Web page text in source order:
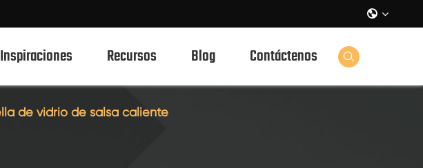

Inspiraciones Recursos Blog Contáctenos 
de vidrio de salsa caliente